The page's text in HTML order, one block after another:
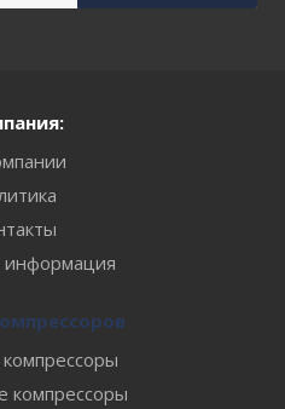
информация
компрессоры